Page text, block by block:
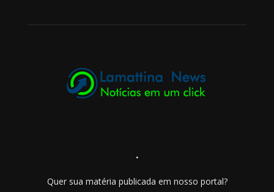
.
Quer sua matéria publicada em nosso portal?